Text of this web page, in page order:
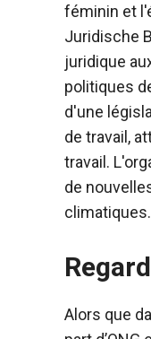
féminin et
Juridische
juridique
politiques
d'une
de travail,
travail.
de
climatiques.
Alors que